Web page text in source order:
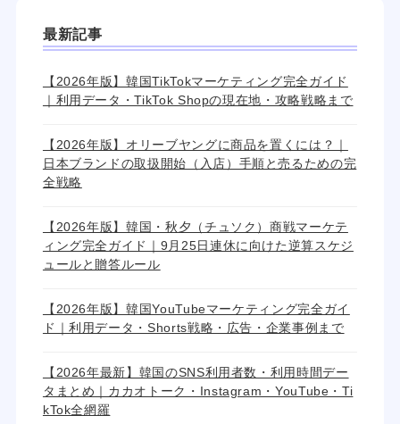
最新記事
【2026年版】韓国TikTokマーケティング完全ガイド
｜利用データ・TikTok Shopの現在地・攻略戦略まで
【2026年版】オリーブヤングに商品を置くには？｜
日本ブランドの取扱開始（入店）手順と売るための完
全戦略
【2026年版】韓国・秋夕（チュソク）商戦マーケテ
ィング完全ガイド｜9月25日連休に向けた逆算スケジ
ュールと贈答ルール
【2026年版】韓国YouTubeマーケティング完全ガイ
ド｜利用データ・Shorts戦略・広告・企業事例まで
【2026年最新】韓国のSNS利用者数・利用時間デー
タまとめ｜カカオトーク・Instagram・YouTube・Ti
kTok全網羅